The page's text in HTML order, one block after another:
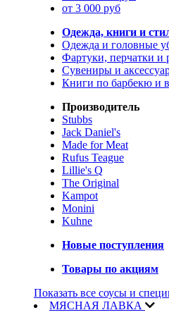
от 3 000 руб
Одежда, книги и
Одежда и головные
Фартуки, перчатки и
Сувениры и
Книги по барбекю и
Производитель
Stubbs
Jack Daniel's
Made for Meat
Rufus Teague
Lillie's Q
The Original
Kampot
Monini
Kuhne
Новые поступления
Товары по акциям
Показать все соусы и
МЯСНАЯ ЛАВКА